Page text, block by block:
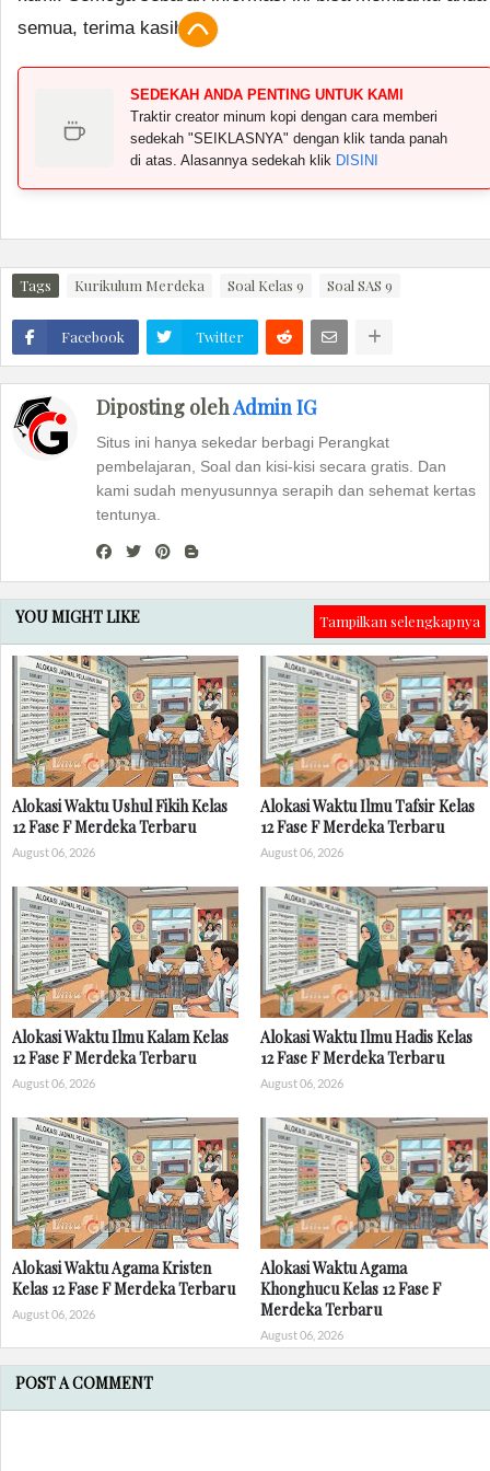
semua, terima kasih.
SEDEKAH ANDA PENTING UNTUK KAMI
Traktir creator minum kopi dengan cara memberi
sedekah "SEIKLASNYA" dengan klik tanda panah
di atas. Alasannya sedekah klik DISINI
Tags Kurikulum Merdeka Soal Kelas 9 Soal SAS 9
Facebook Twitter
Diposting olehAdmin IG
Situs ini hanya sekedar berbagi Perangkat
pembelajaran, Soal dan kisi-kisi secara gratis. Dan
kami sudah menyusunnya serapih dan sehemat kertas
tentunya.
YOU MIGHT LIKE Tampilkan selengkapnya
Alokasi Waktu Ushul Fikih Kelas
12 Fase F Merdeka Terbaru
August 06, 2026
Alokasi Waktu Ilmu Tafsir Kelas
12 Fase F Merdeka Terbaru
August 06, 2026
Alokasi Waktu Ilmu Kalam Kelas
12 Fase F Merdeka Terbaru
August 06, 2026
Alokasi Waktu Ilmu Hadis Kelas
12 Fase F Merdeka Terbaru
August 06, 2026
Alokasi Waktu Agama Kristen
Kelas 12 Fase F Merdeka Terbaru
August 06, 2026
Alokasi Waktu Agama
Khonghucu Kelas 12 Fase F
Merdeka Terbaru
August 06, 2026
POST A COMMENT